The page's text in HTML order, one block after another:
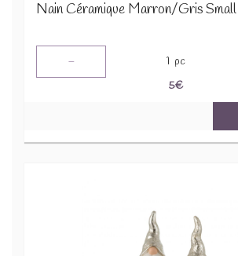
Nain Céramique Marron/Gris
- 1 pc
5€